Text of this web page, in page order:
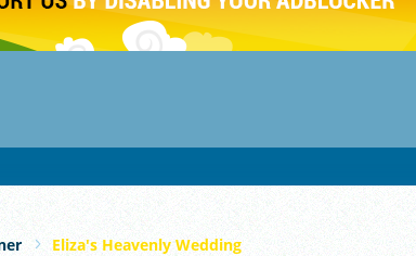
Eliza's Heavenly Wedding